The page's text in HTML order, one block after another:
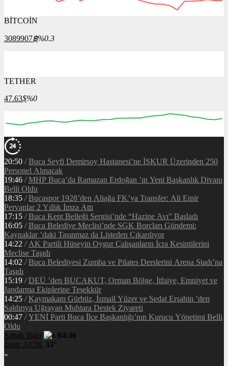
BİTCOİN
3089907฿%0.3
TETHER
47.63$%0
20:50 / Buca Seyfi Demirsoy Hastanesi’ne İŞKUR Üzerinden 250
Personel Alınacak
19:46 / MHP Buca’da Ramazan Erdoğan ’ın Yeni Başkanlık Divanı
Belli Oldu
18:35 / Bucaspor 1928’den Aliağa FK’ya Transfer: Ali Emir
Pervanlar 2 Yıllık İmza Attı
17:15 / Buca Kent Belleği Sergisi’nde “Hazine Avı” Başladı
16:05 / Buca Belediye Meclisi’nde SGK Borçları Gündemi:
Kaynaklar ’daki Taşınmaz da Listeden Çıkarılıyor
14:22 / AK Partili Hüseyin Oygur Çalışanların İcra Kesintilerini
Meclise Taşıdı
14:02 / Buca Belediyesi Zumba ve Pilates Derslerini Arena Stadı’na
Taşıdı
15:19 / DEÜ ’den BUCAKUT, Orman Bölge, İtfaiye, Emniyet ve
Jandarma Ekiplerine Teşekkür
14:25 / Kaymakam Gürbüz, İsmail Yüzer ve Sedat Erşahin ’den
Saldırıya Uğrayan Muhtara Destek Ziyareti
00:47 / YENİ Parti Buca İlçe Başkanlığı’nın Kurucu Yönetimi Belli
Oldu
Sabah Vakti
04:36
İzmir AÇIK 33°